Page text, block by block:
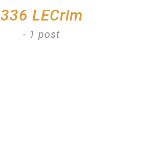
336 LECrim
- 1 post